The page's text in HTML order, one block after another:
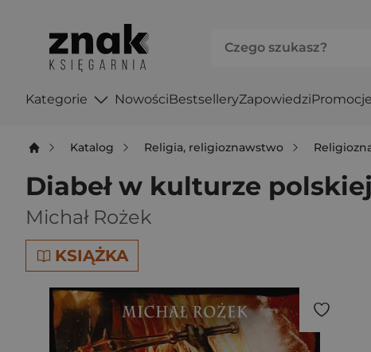
Kategorie NowościBestselleryZapowiedziPromocje
Katalog Religia, religioznawstwo
Diabeł w kulturze polskiej
Michał Rożek
KSIĄŻKA